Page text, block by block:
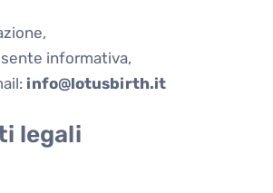
informativa,
info@lotusbirth.it
legali